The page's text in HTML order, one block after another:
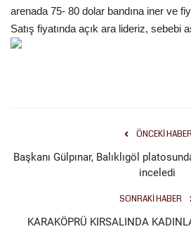
arenada 75- 80 dolar bandına iner ve
Satış fiyatında açık ara lideriz, sebebi
ÖNCEKI HABER
Başkanı Gülpınar, Balıklıgöl
inceledi
SONRAKI HABER
KARAKÖPRÜ KIRSALINDA